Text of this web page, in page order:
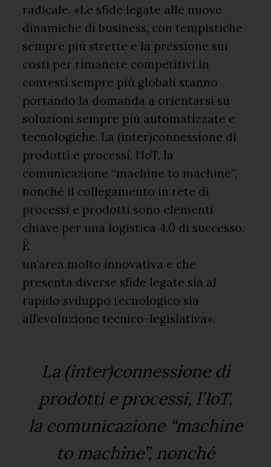
radicale. «Le sfide legate alle nuove
dinamiche di business, con tempistiche
sempre più strette e la pressione sui
costi per rimanere competitivi in
contesti sempre più globali stanno
portando la domanda a orientarsi su
soluzioni sempre più automatizzate e
tecnologiche. La (inter)connessione di
prodotti e processi, l’IoT, la
comunicazione “machine to machine”,
nonché il collegamento in rete di
processi e prodotti sono elementi
chiave per una logistica 4.0 di successo.
È
un’area molto innovativa e che
presenta diverse sfide legate sia al
rapido sviluppo tecnologico sia
all’evoluzione tecnico-legislativa».
La (inter)connessione di
prodotti e processi, l’IoT,
la comunicazione “machine
to machine”, nonché